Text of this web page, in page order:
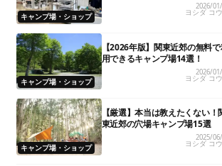
キャンプ場・ショップ
2026/
ヨシダ コ
キャンプ場・ショップ
【2026年版】関東近郊の無料
用できるキャンプ場14選！
2026/
ヨシダ コ
キャンプ場・ショップ
【厳選】本当は教えたくない！
東近郊の穴場キャンプ場15選
2025/
ヨシダ コ